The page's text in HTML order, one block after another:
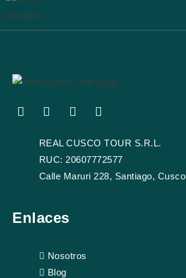
:
F
Y
t
u
b
e
I
t
a
r
T
p
a
d
v
REAL CUSCO TOUR S.R.L.
RUC: 20607772577
Calle Maruri 228, Santiago, Cusco
Enlaces
Nosotros
Blog